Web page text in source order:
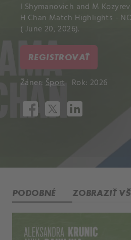
I Shymanovich and M
H Chan Match Highlights -
( June 20, 2026).
REGISTROVAŤ
Žáner: Šport Rok: 2026
PODOBNÉ ZOBRAZIŤ